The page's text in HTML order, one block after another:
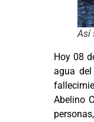
Así
Hoy 08
agua
Abelino